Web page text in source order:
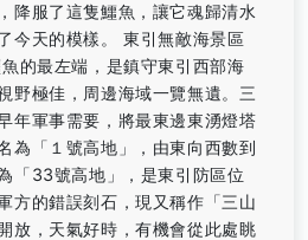
降服了這隻鱷魚，讓它魂歸清水
今天的模樣。 東引無敵海景區
的最左端，是鎮守東引西部海
野極佳，周邊海域一覽無遺。三
年軍事需要，將最東邊東湧燈塔
為「１號高地」，由東向西數到
「33號高地」，是東引防區位
方的錯誤刻石，現又稱作「三山
放，天氣好時，有機會從此處眺